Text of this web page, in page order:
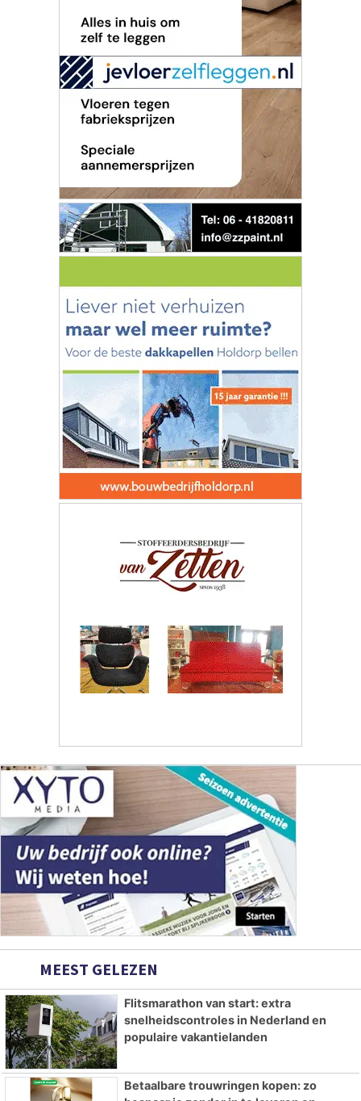
MEEST GELEZEN
Flitsmarathon van start: extra
snelheidscontroles in Nederland en
populaire vakantielanden
Betaalbare trouwringen kopen: zo